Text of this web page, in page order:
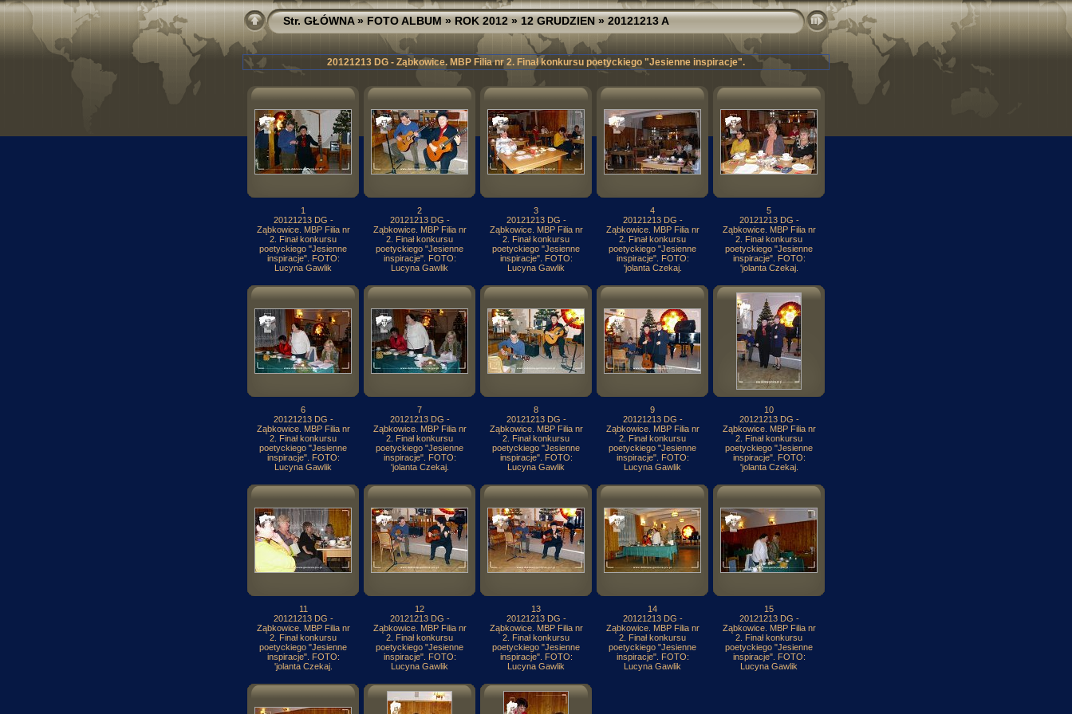
Str. GŁÓWNA»FOTO ALBUM»ROK 2012»12 GRUDZIEN» 20121213 A
20121213 DG - Ząbkowice. MBP Filia nr 2. Finał konkursu poetyckiego "Jesienne inspiracje".
1
20121213 DG -
Ząbkowice. MBP Filia nr
2. Finał konkursu
poetyckiego "Jesienne
inspiracje". FOTO:
Lucyna Gawlik
2
20121213 DG -
Ząbkowice. MBP Filia nr
2. Finał konkursu
poetyckiego "Jesienne
inspiracje". FOTO:
Lucyna Gawlik
3
20121213 DG -
Ząbkowice. MBP Filia nr
2. Finał konkursu
poetyckiego "Jesienne
inspiracje". FOTO:
Lucyna Gawlik
4
20121213 DG -
Ząbkowice. MBP Filia nr
2. Finał konkursu
poetyckiego "Jesienne
inspiracje". FOTO:
'jolanta Czekaj.
5
20121213 DG -
Ząbkowice. MBP Filia nr
2. Finał konkursu
poetyckiego "Jesienne
inspiracje". FOTO:
'jolanta Czekaj.
6
20121213 DG -
Ząbkowice. MBP Filia nr
2. Finał konkursu
poetyckiego "Jesienne
inspiracje". FOTO:
Lucyna Gawlik
7
20121213 DG -
Ząbkowice. MBP Filia nr
2. Finał konkursu
poetyckiego "Jesienne
inspiracje". FOTO:
'jolanta Czekaj.
8
20121213 DG -
Ząbkowice. MBP Filia nr
2. Finał konkursu
poetyckiego "Jesienne
inspiracje". FOTO:
Lucyna Gawlik
9
20121213 DG -
Ząbkowice. MBP Filia nr
2. Finał konkursu
poetyckiego "Jesienne
inspiracje". FOTO:
Lucyna Gawlik
10
20121213 DG -
Ząbkowice. MBP Filia nr
2. Finał konkursu
poetyckiego "Jesienne
inspiracje". FOTO:
'jolanta Czekaj.
11
20121213 DG -
Ząbkowice. MBP Filia nr
2. Finał konkursu
poetyckiego "Jesienne
inspiracje". FOTO:
'jolanta Czekaj.
12
20121213 DG -
Ząbkowice. MBP Filia nr
2. Finał konkursu
poetyckiego "Jesienne
inspiracje". FOTO:
Lucyna Gawlik
13
20121213 DG -
Ząbkowice. MBP Filia nr
2. Finał konkursu
poetyckiego "Jesienne
inspiracje". FOTO:
Lucyna Gawlik
14
20121213 DG -
Ząbkowice. MBP Filia nr
2. Finał konkursu
poetyckiego "Jesienne
inspiracje". FOTO:
Lucyna Gawlik
15
20121213 DG -
Ząbkowice. MBP Filia nr
2. Finał konkursu
poetyckiego "Jesienne
inspiracje". FOTO:
Lucyna Gawlik